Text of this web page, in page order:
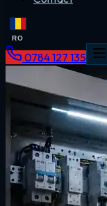
RO
0784 127 135